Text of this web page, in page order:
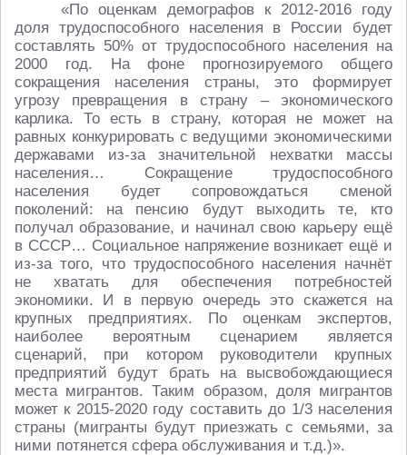
«По оценкам демографов к 2012-2016 году
доля трудоспособного населения в России будет
составлять 50% от трудоспособного населения на
2000 год. На фоне прогнозируемого общего
сокращения населения страны, это формирует
угрозу превращения в страну – экономического
карлика. То есть в страну, которая не может на
равных конкурировать с ведущими экономическими
державами из-за значительной нехватки массы
населения… Сокращение трудоспособного
населения будет сопровождаться сменой
поколений: на пенсию будут выходить те, кто
получал образование, и начинал свою карьеру ещё
в СССР… Социальное напряжение возникает ещё и
из-за того, что трудоспособного населения начнёт
не хватать для обеспечения потребностей
экономики. И в первую очередь это скажется на
крупных предприятиях. По оценкам экспертов,
наиболее вероятным сценарием является
сценарий, при котором руководители крупных
предприятий будут брать на высвобождающиеся
места мигрантов. Таким образом, доля мигрантов
может к 2015-2020 году составить до 1/3 населения
страны (мигранты будут приезжать с семьями, за
ними потянется сфера обслуживания и т.д.)».